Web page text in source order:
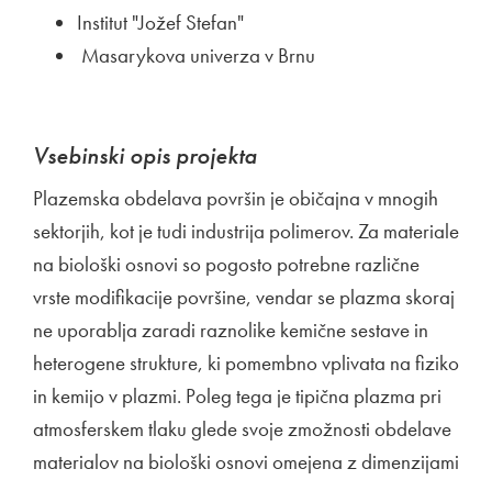
Institut "Jožef Stefan"
Masarykova univerza v Brnu
Vsebinski opis projekta
Plazemska obdelava površin je običajna v mnogih
sektorjih, kot je tudi industrija polimerov. Za materiale
na biološki osnovi so pogosto potrebne različne
vrste modifikacije površine, vendar se plazma skoraj
ne uporablja zaradi raznolike kemične sestave in
heterogene strukture, ki pomembno vplivata na fiziko
in kemijo v plazmi. Poleg tega je tipična plazma pri
atmosferskem tlaku glede svoje zmožnosti obdelave
materialov na biološki osnovi omejena z dimenzijami